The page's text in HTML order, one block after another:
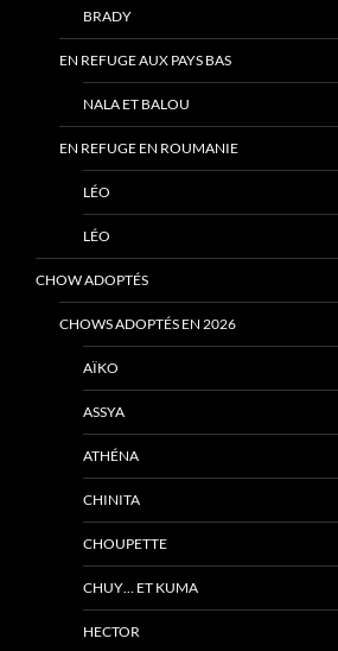
BRADY
EN REFUGE AUX PAYS BAS
NALA ET BALOU
EN REFUGE EN ROUMANIE
LÉO
LÉO
CHOW ADOPTÉS
CHOWS ADOPTÉS EN 2026
AÏKO
ASSYA
ATHÉNA
CHINITA
CHOUPETTE
CHUY… ET KUMA
HECTOR